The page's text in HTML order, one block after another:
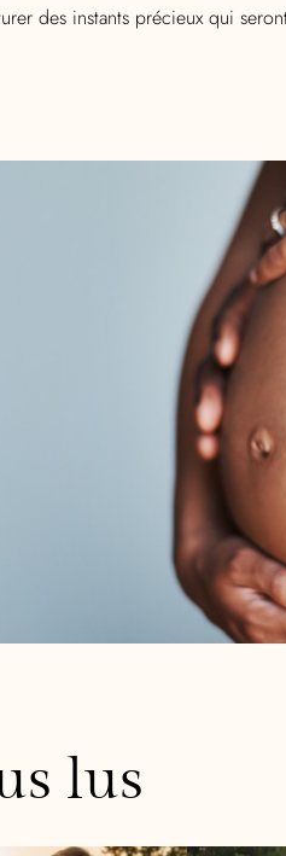
des instants précieux qui
lus